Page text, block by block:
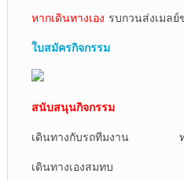
หากเดินทางเอง รบกวนส่งเมล
ใบสมัครกิจกรรม
สนับสนุนกิจกรรม
เดินทางกับรถทีมงาน ท่า
เดินทางเองสมทบ ท่า